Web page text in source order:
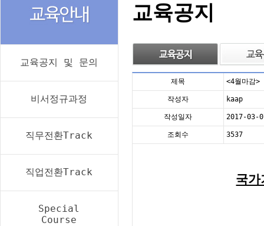
교육공지 및 문의
비서정규과정
직무전환Track
직업전환Track
Special
Course
교육공지
제목 <4월마감>
작성자 kaap
작성일자 2017-03-
조회수 3537
국가